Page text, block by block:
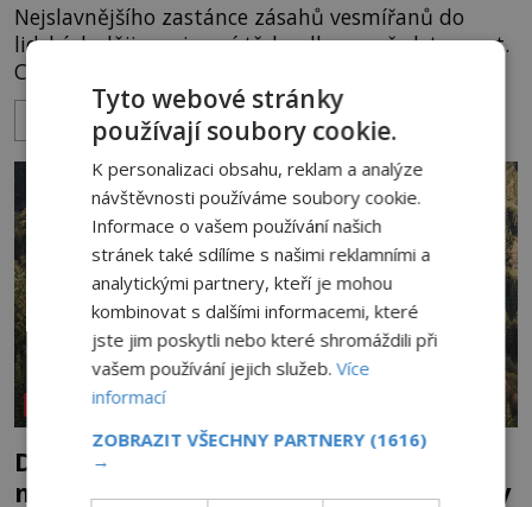
Nejslavnějšího zastánce zásahů vesmířanů do
lidských dějin, asi není třeba dlouze představovat.
Co exkluzivně pro ENIGMU prozradil autor
Vzpomínek na budoucnost, švýcarský badatel
Erich von Däniken? Orbitální stanice Viking 1
přelétá na oběžné dráze nad rudou planetou. Když
je umělá družice od povrchu Marsu vzdálena asi
1873 kilometrů, nachá
ZOBRAZIT VÍCE
REPORTÁŽE
Dům plný duchů. Nejstrašidelnější
místo Rakouska děsí i otrlé návštěvníky
Tyto webové stránky
používají soubory cookie.
K personalizaci obsahu, reklam a analýze
návštěvnosti používáme soubory cookie.
Informace o vašem používání našich
stránek také sdílíme s našimi reklamními a
analytickými partnery, kteří je mohou
kombinovat s dalšími informacemi, které
jste jim poskytli nebo které shromáždili při
vašem používání jejich služeb.Více
informací
ZOBRAZIT VŠECHNY PARTNERY (1616)
→